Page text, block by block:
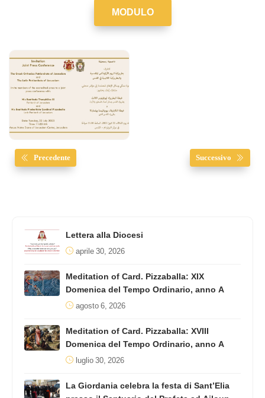
MODULO
Precedente Successivo
Lettera alla Diocesi
aprile 30, 2026
Meditation of Card. Pizzaballa: XIX
Domenica del Tempo Ordinario, anno A
agosto 6, 2026
Meditation of Card. Pizzaballa: XVIII
Domenica del Tempo Ordinario, anno A
luglio 30, 2026
La Giordania celebra la festa di Sant’Elia